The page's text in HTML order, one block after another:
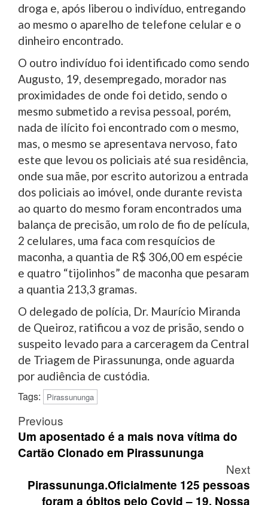
droga e, após liberou o indivíduo, entregando
ao mesmo o aparelho de telefone celular e o
dinheiro encontrado.
O outro indivíduo foi identificado como sendo
Augusto, 19, desempregado, morador nas
proximidades de onde foi detido, sendo o
mesmo submetido a revisa pessoal, porém,
nada de ilícito foi encontrado com o mesmo,
mas, o mesmo se apresentava nervoso, fato
este que levou os policiais até sua residência,
onde sua mãe, por escrito autorizou a entrada
dos policiais ao imóvel, onde durante revista
ao quarto do mesmo foram encontrados uma
balança de precisão, um rolo de fio de película,
2 celulares, uma faca com resquícios de
maconha, a quantia de R$ 306,00 em espécie
e quatro “tijolinhos” de maconha que pesaram
a quantia 213,3 gramas.
O delegado de polícia, Dr. Maurício Miranda
de Queiroz, ratificou a voz de prisão, sendo o
suspeito levado para a carceragem da Central
de Triagem de Pirassununga, onde aguarda
por audiência de custódia.
Tags:
Pirassununga
Post
navigation
Previous
Um aposentado é a mais nova vítima do
Cartão Clonado em Pirassununga
Next
Pirassununga.Oficialmente 125 pessoas
foram a óbitos pelo Covid – 19. Nossa